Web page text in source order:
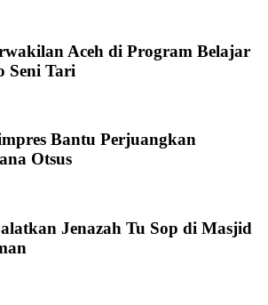
Aceh di Program Belajar
Seni Tari
Bantu Perjuangkan
Otsus
Jenazah Tu Sop di Masjid